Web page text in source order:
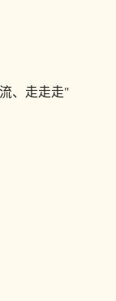
、走走走"